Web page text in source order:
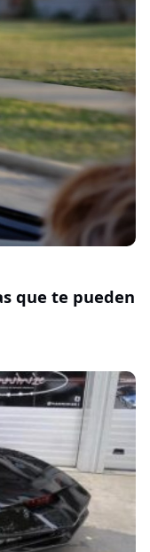
que te pueden